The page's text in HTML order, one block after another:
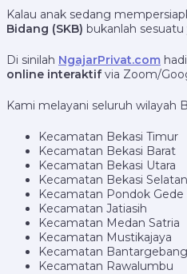
Kalau anak sedang
Bidang (SKB) bukanlah
Di sinilah NgajarPrivat.com
online interaktifvia Zoom/
Kami melayani seluruh wilayah
Kecamatan Bekasi Timur
Kecamatan Bekasi Barat
Kecamatan Bekasi Utara
Kecamatan Bekasi Selatan
Kecamatan Pondok Gede
Kecamatan Jatiasih
Kecamatan Medan Satria
Kecamatan Mustikajaya
Kecamatan Bantargebang
Kecamatan Rawalumbu